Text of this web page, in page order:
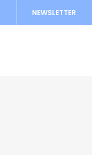
NEWSLETTER